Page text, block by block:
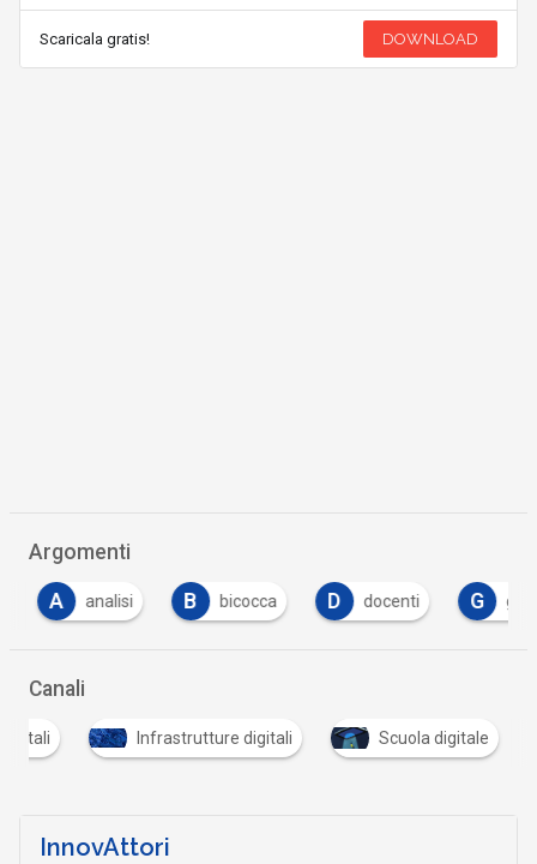
Scaricala gratis! DOWNLOAD
Argomenti
A analisi B bicocca D docenti G
Canali
Infrastrutture digitali Scuola digitale
InnovAttori